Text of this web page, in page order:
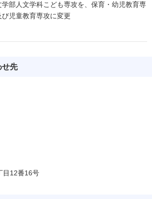
学部人文学科こども専攻を、保育・幼児教育専
び児童教育専攻に変更
せ先
目12番16号